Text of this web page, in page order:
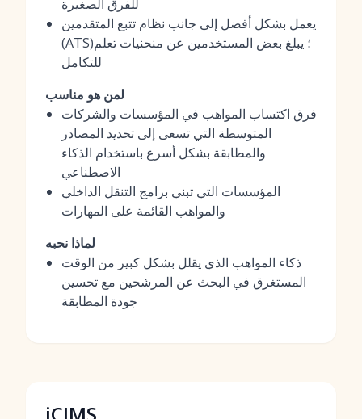
للفرق الصغيرة
يعمل بشكل أفضل إلى جانب نظام تتبع المتقدمين
(ATS)؛ يبلغ بعض المستخدمين عن منحنيات تعلم
للتكامل
لمن هو مناسب
فرق اكتساب المواهب في المؤسسات والشركات
المتوسطة التي تسعى إلى تحديد المصادر
والمطابقة بشكل أسرع باستخدام الذكاء
الاصطناعي
المؤسسات التي تبني برامج التنقل الداخلي
والمواهب القائمة على المهارات
لماذا نحبه
ذكاء المواهب الذي يقلل بشكل كبير من الوقت
المستغرق في البحث عن المرشحين مع تحسين
جودة المطابقة